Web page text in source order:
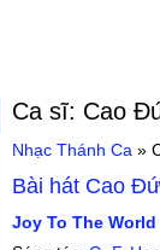
Ca sĩ: Cao
Nhạc Thánh Ca »
Bài hát Cao
Joy To The World